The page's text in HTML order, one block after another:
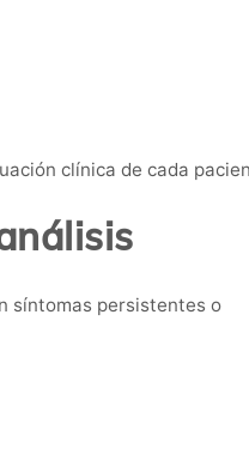
clínica de cada
síntomas persistentes o